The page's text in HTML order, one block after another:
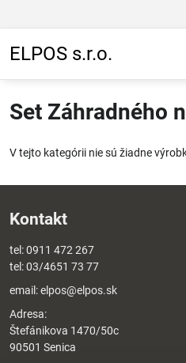
ELPOS s.r.o.
Set Záhradného
V tejto kategórii nie sú žiadne
Kontakt
tel:0911 472 267
tel:03/4651 73 77
email:elpos@elpos.sk
Adresa:
Štefánikova 1470/50c
90501 Senica